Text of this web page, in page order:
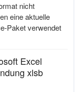
nicht
eine aktuelle
Paket verwendet
Excel
xlsb